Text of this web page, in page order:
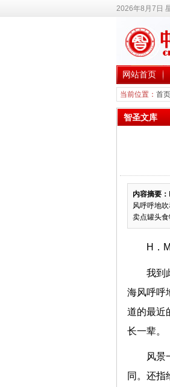
2026年8月7日
网站首页
当前位置： 首页
智圣文库
内容摘要：
风呼呼地
卖点罐头
H．
我到
海风呼呼
道的最近
长一辈。
风景
同。还